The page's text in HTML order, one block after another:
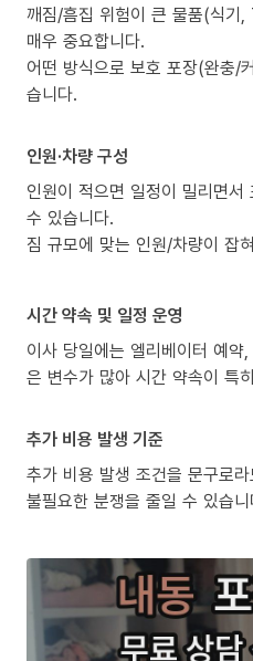
깨짐/흠집 위험이 큰 물품(식기
매우 중요합니다.
어떤 방식으로 보호 포장(완충/
습니다.
인원·차량 구성
인원이 적으면 일정이 밀리면
수 있습니다.
짐 규모에 맞는 인원/차량이 잡
시간 약속 및 일정 운영
이사 당일에는 엘리베이터 예
은 변수가 많아 시간 약속이 특
추가 비용 발생 기준
추가 비용 발생 조건을 문구로
불필요한 분쟁을 줄일 수 있습니